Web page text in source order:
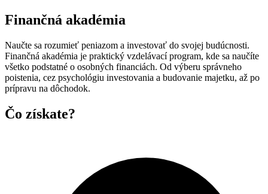
Finančná akadémia
Naučte sa rozumieť peniazom a investovať do svojej budúcnosti.
Finančná akadémia je praktický vzdelávací program, kde sa naučíte
všetko podstatné o osobných financiách. Od výberu správneho
poistenia, cez psychológiu investovania a budovanie majetku, až po
prípravu na dôchodok.
Čo získate?